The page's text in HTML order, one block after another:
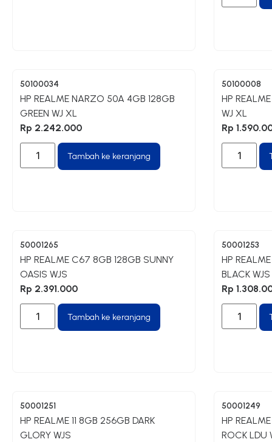
50100034
HP REALME NARZO 50A 4GB 128GB
GREEN WJ XL
Rp 2.242.000
Tambah ke keranjang
50100008
HP
WJ XL
Rp
50001265
HP REALME C67 8GB 128GB SUNNY
OASIS WJS
Rp 2.391.000
Tambah ke keranjang
50001253
HP
BLACK WJS
Rp
50001251
HP REALME 11 8GB 256GB DARK
GLORY WJS
50001249
HP
ROCK LDU